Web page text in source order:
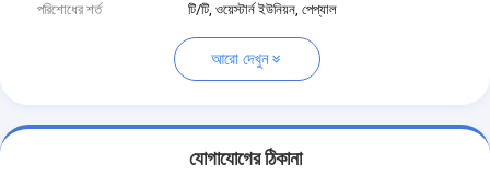
পরিশোধের শর্ত
টি/টি, ওয়েস্টার্ন ইউনিয়ন, পেপ্যাল
আরো দেখুন
যোগাযোগের ঠিকানা